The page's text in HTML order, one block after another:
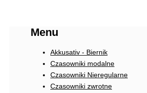
Menu
Akkusativ - Biernik
Czasowniki modalne
Czasowniki Nieregularne
Czasowniki zwrotne